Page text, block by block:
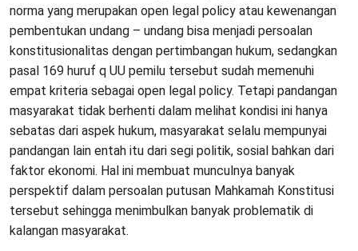
norma yang merupakan open legal policy atau kewenangan
pembentukan undang – undang bisa menjadi persoalan
konstitusionalitas dengan pertimbangan hukum, sedangkan
pasal 169 huruf q UU pemilu tersebut sudah memenuhi
empat kriteria sebagai open legal policy. Tetapi pandangan
masyarakat tidak berhenti dalam melihat kondisi ini hanya
sebatas dari aspek hukum, masyarakat selalu mempunyai
pandangan lain entah itu dari segi politik, sosial bahkan dari
faktor ekonomi. Hal ini membuat munculnya banyak
perspektif dalam persoalan putusan Mahkamah Konstitusi
tersebut sehingga menimbulkan banyak problematik di
kalangan masyarakat.